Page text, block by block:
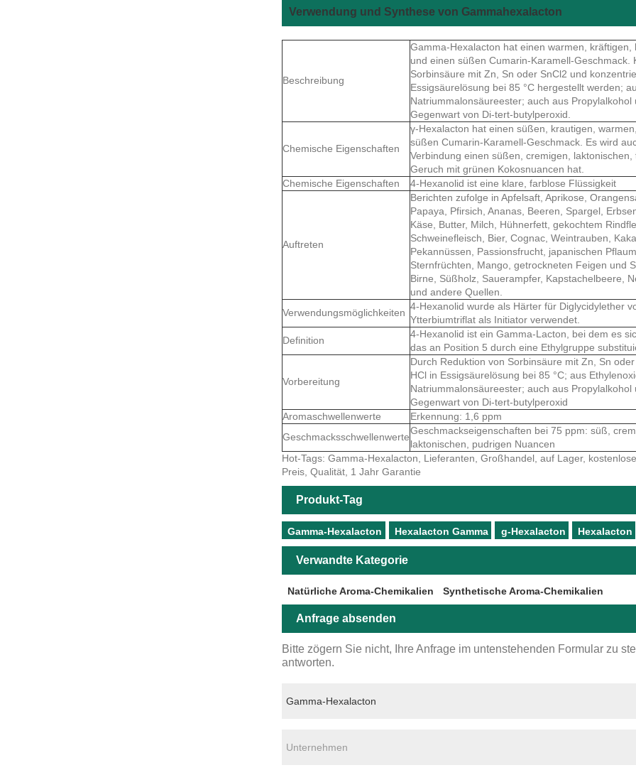
Verwendung und Synthese von Gammahexalacton
Beschreibung
Gamma-Hexalacton hat einen warmen,
und einen süßen Cumarin-Karamell-Geschmack.
Sorbinsäure mit Zn, Sn oder SnCl2 und
Essigsäurelösung bei 85 °C hergestellt werden;
Natriummalonsäureester; auch aus Propylalkohol
Gegenwart von Di-tert-butylperoxid.
Chemische Eigenschaften
γ-Hexalacton hat einen süßen, krautigen,
süßen Cumarin-Karamell-Geschmack. Es wird
Verbindung einen süßen, cremigen,
Geruch mit grünen Kokosnuancen hat.
Chemische Eigenschaften
4-Hexanolid ist eine klare, farblose Flüssigkeit
Auftreten
Berichten zufolge in Apfelsaft, Aprikose,
Papaya, Pfirsich, Ananas, Beeren, Spargel,
Käse, Butter, Milch, Hühnerfett, gekochtem
Schweinefleisch, Bier, Cognac, Weintrauben,
Pekannüssen, Passionsfrucht, japanischen
Sternfrüchten, Mango, getrockneten Feigen und
Birne, Süßholz, Sauerampfer, Kapstachelbeere,
und andere Quellen.
Verwendungsmöglichkeiten
4-Hexanolid wurde als Härter für Diglycidylether
Ytterbiumtriflat als Initiator verwendet.
Definition
4-Hexanolid ist ein Gamma-Lacton, bei dem es
das an Position 5 durch eine Ethylgruppe
Vorbereitung
Durch Reduktion von Sorbinsäure mit Zn, Sn
HCl in Essigsäurelösung bei 85 °C; aus
Natriummalonsäureester; auch aus Propylalkohol
Gegenwart von Di-tert-butylperoxid
Aromaschwellenwerte
Erkennung: 1,6 ppm
Geschmacksschwellenwerte
Geschmackseigenschaften bei 75 ppm: süß,
laktonischen, pudrigen Nuancen
Hot-Tags: Gamma-Hexalacton, Lieferanten, Großhandel, auf Lager,
Preis, Qualität, 1 Jahr Garantie
Produkt-Tag
Gamma-Hexalacton Hexalacton Gamma g-Hexalacton Hexalacton
Verwandte Kategorie
Natürliche Aroma-Chemikalien Synthetische Aroma-Chemikalien
Anfrage absenden
Bitte zögern Sie nicht, Ihre Anfrage im untenstehenden Formular zu
antworten.